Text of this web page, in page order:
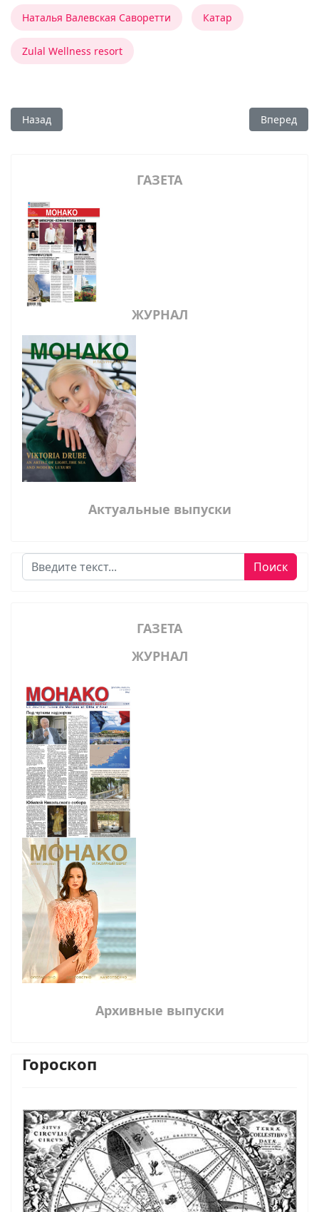
Наталья Валевская Саворетти Катар
Zulal Wellness resort
Предыдущий: ГАРМОНИЯ ОТДЫХА С ELOUNDA HOTELS НА
Назад Вперед
ГАЗЕТА
ЖУРНАЛ
Актуальные выпуски
Поиск Поиск
ГАЗЕТА
ЖУРНАЛ
Архивные выпуски
Гороскоп